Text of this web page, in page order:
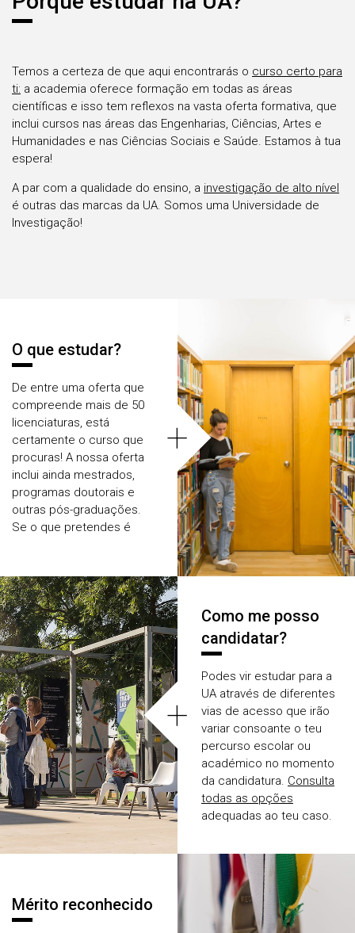
Temos a certeza de que aqui encontrarás o curso certo para
ti: a academia oferece formação em todas as áreas
científicas e isso tem reflexos na vasta oferta formativa, que
inclui cursos nas áreas das Engenharias, Ciências, Artes e
Humanidades e nas Ciências Sociais e Saúde. Estamos à tua
espera!
A par com a qualidade do ensino, a investigação de alto nível
é outras das marcas da UA. Somos uma Universidade de
Investigação!
O que estudar?
De entre uma oferta que
compreende mais de 50
licenciaturas, está
certamente o curso que
procuras! A nossa oferta
inclui ainda mestrados,
programas doutorais e
outras pós-graduações.
Se o que pretendes é
semestre em contexto de
trabalho, podes sempre
optar por um dos cursos
técnicos superiores profi­
ssionais. Consulta alista
de todos os cursos da
UA.
+
Como me posso
candidatar?
Podes vir estudar para a
UA através de diferentes
vias de acesso que irão
variar consoante o teu
percurso escolar ou
académico no momento
da candidatura. Consulta
todas as opções
adequadas ao teu caso.
+
Mérito reconhecido